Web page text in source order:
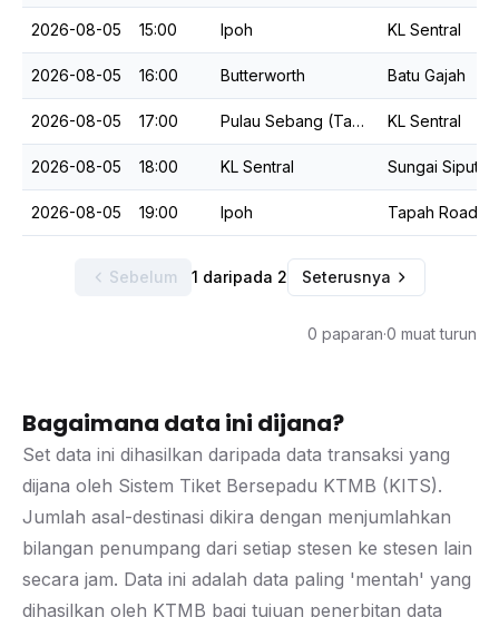
2026-08-05 15:00 Ipoh KL Sentral
2026-08-05 16:00 Butterworth Batu Gajah
2026-08-05 17:00 Pulau Sebang (Tampin) KL Sentral
2026-08-05 18:00 KL Sentral Sungai Siput
2026-08-05 19:00 Ipoh Tapah Road
Sebelum 1 daripada 2 Seterusnya
0 paparan·0 muat turun
Bagaimana data ini dijana?
Set data ini dihasilkan daripada data transaksi yang
dijana oleh Sistem Tiket Bersepadu KTMB (KITS).
Jumlah asal-destinasi dikira dengan menjumlahkan
bilangan penumpang dari setiap stesen ke stesen lain
secara jam. Data ini adalah data paling 'mentah' yang
dihasilkan oleh KTMB bagi tujuan penerbitan data